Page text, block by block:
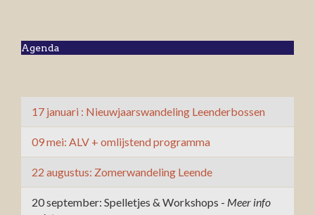
Agenda
17 januari : Nieuwjaarswandeling Leenderbossen
09 mei: ALV + omlijstend programma
22 augustus: Zomerwandeling Leende
20 september: Spelletjes & Workshops - Meer info